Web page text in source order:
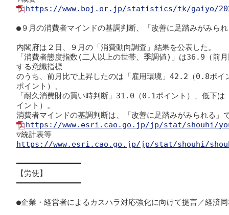
https://www.boj.or.jp/statistics/tk/gaiyo/
●９月の消費者マインドの基調判断、「改善に足踏みがみら
内閣府は２日、９月の「消費動向調査」結果を公表した。
「消費者態度指数(二人以上の世帯、季調値)」は36.9（前
する意識指標
のうち、前月比で上昇したのは「雇用環境」42.2（0.8ポ
ポイント）、
「耐久消費財の買い時判断」31.0（0.1ポイント）、低下
イント）。
https://www.esri.cao.go.jp/jp/stat/shouhi/
https://www.esri.cao.go.jp/jp/stat/shouhi/
━━━━━━━━━━━━━━
【労使】
━━━━━━━━━━━━━━
●企業・経営者によるカスハラ対応強化に向けて提言／経済